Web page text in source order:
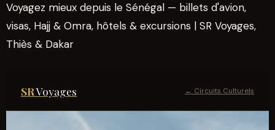
Voyagez mieux depuis le Sénégal — billets d'avion,
visas, Hajj & Omra, hôtels & excursions | SR Voyages,
Thiès & Dakar
SRVoyages ← Circuits Culturels